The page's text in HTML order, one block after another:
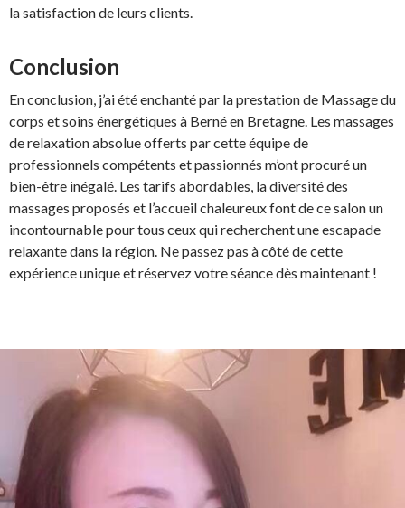
la satisfaction de leurs clients.
Conclusion
En conclusion, j’ai été enchanté par la prestation de Massage du
corps et soins énergétiques à Berné en Bretagne. Les massages
de relaxation absolue offerts par cette équipe de
professionnels compétents et passionnés m’ont procuré un
bien-être inégalé. Les tarifs abordables, la diversité des
massages proposés et l’accueil chaleureux font de ce salon un
incontournable pour tous ceux qui recherchent une escapade
relaxante dans la région. Ne passez pas à côté de cette
expérience unique et réservez votre séance dès maintenant !